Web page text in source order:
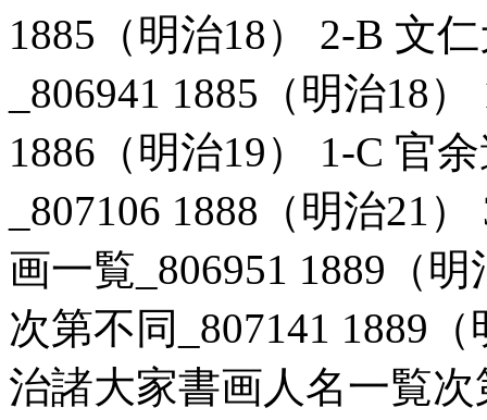
1885（明治18） 2-B 文
_806941 1885（明治18
1886（明治19） 1-C 官
_807106 1888（明治21
画一覧_806951 1889（
次第不同_807141 1889
治諸大家書画人名一覧次